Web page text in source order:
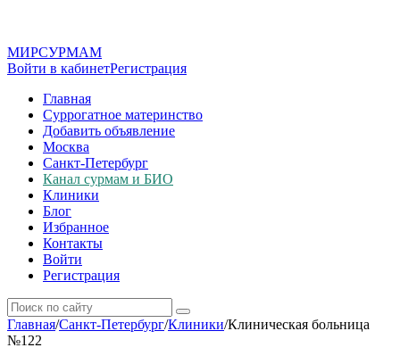
МИРСУРМАМ
Войти в кабинетРегистрация
Главная
Суррогатное материнство
Добавить объявление
Москва
Санкт-Петербург
Канал сурмам и БИО
Клиники
Блог
Избранное
Контакты
Войти
Регистрация
Главная/Санкт-Петербург/Клиники/Клиническая больница
№122